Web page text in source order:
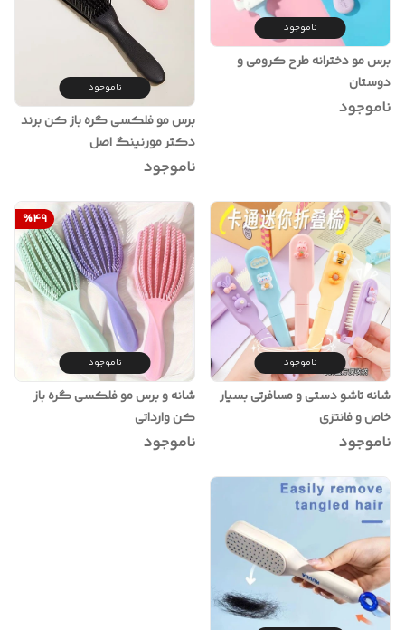
ناموجود
برس مو دخترانه طرح کرومی و
دوستان
ناموجود
ناموجود
برس مو فلکسی گره باز کن برند
دکتر مورنینگ اصل
ناموجود
ناموجود
شانه تاشو دستی و مسافرتی بسیار
خاص و فانتزی
ناموجود
%49
ناموجود
شانه و برس مو فلکسی گره باز
کن وارداتی
ناموجود